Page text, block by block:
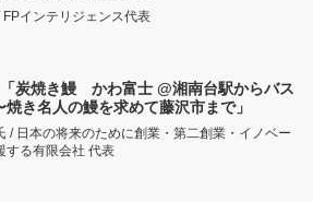
FPインテリジェンス代表
炭焼き鰻 かわ富士 @湘南台駅からバス
き名人の鰻を求めて藤沢市まで」
/ 日本の将来のために創業・第二創業・イノベー
する有限会社 代表